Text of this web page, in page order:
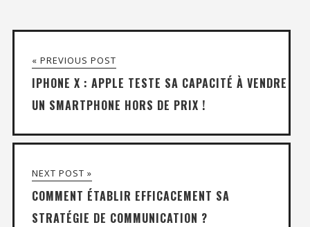
« PREVIOUS POST
IPHONE X : APPLE TESTE SA CAPACITÉ À VENDRE
UN SMARTPHONE HORS DE PRIX !
NEXT POST »
COMMENT ÉTABLIR EFFICACEMENT SA
STRATÉGIE DE COMMUNICATION ?